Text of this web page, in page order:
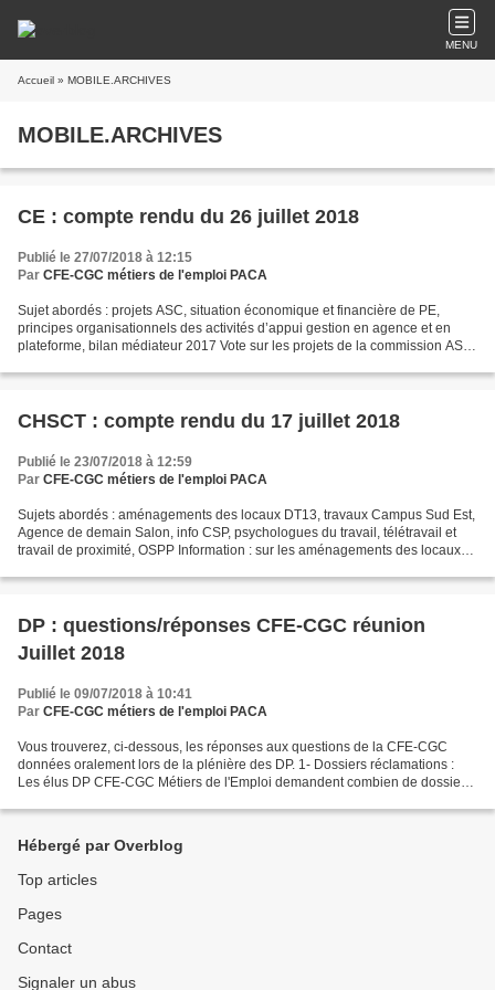
MENU
Accueil » MOBILE.ARCHIVES
MOBILE.ARCHIVES
CE : compte rendu du 26 juillet 2018
Publié le 27/07/2018 à 12:15
Par CFE-CGC métiers de l'emploi PACA
Sujet abordés : projets ASC, situation économique et financière de PE,
principes organisationnels des activités d’appui gestion en agence et en
plateforme, bilan médiateur 2017 Vote sur les projets de la commission ASC
CHSCT : compte rendu du 17 juillet 2018
Publié le 23/07/2018 à 12:59
Par CFE-CGC métiers de l'emploi PACA
Sujets abordés : aménagements des locaux DT13, travaux Campus Sud Est,
Agence de demain Salon, info CSP, psychologues du travail, télétravail et
travail de proximité, OSPP Information : sur les aménagements des locaux
DP : questions/réponses CFE-CGC réunion
Juillet 2018
Publié le 09/07/2018 à 10:41
Par CFE-CGC métiers de l'emploi PACA
Vous trouverez, ci-dessous, les réponses aux questions de la CFE-CGC
données oralement lors de la plénière des DP. 1- Dossiers réclamations :
Les élus DP CFE-CGC Métiers de l'Emploi demandent combien de dossiers
Hébergé par Overblog
Top articles
Pages
Contact
Signaler un abus